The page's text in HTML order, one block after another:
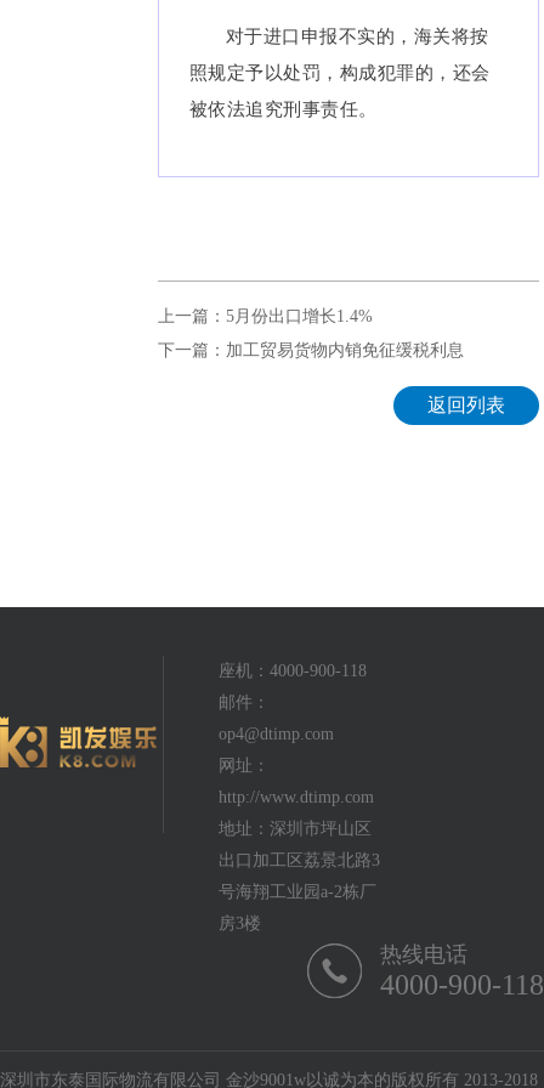
对于进口申报不实的，海关将按
照规定予以处罚，构成犯罪的，还会
被依法追究刑事责任。
上一篇：5月份出口增长1.4%
下一篇：加工贸易货物内销免征缓税利息
返回列表
座机：4000-900-118
邮件：
op4@dtimp.com
网址：
http://www.dtimp.com
地址：深圳市坪山区
出口加工区荔景北路3
号海翔工业园a-2栋厂
房3楼
热线电话
4000-900-118
深圳市东泰国际物流有限公司 金沙9001w以诚为本的版权所有 2013-2018